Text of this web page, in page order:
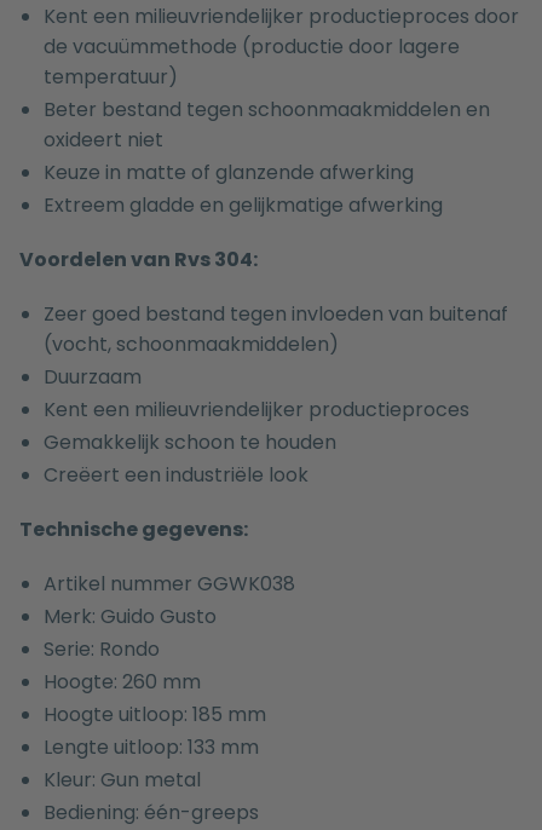
Kent een milieuvriendelijker productieproces door
de vacuümmethode (productie door lagere
temperatuur)
Beter bestand tegen schoonmaakmiddelen en
oxideert niet
Keuze in matte of glanzende afwerking
Extreem gladde en gelijkmatige afwerking
Voordelen van Rvs 304:
Zeer goed bestand tegen invloeden van buitenaf
(vocht, schoonmaakmiddelen)
Duurzaam
Kent een milieuvriendelijker productieproces
Gemakkelijk schoon te houden
Creëert een industriële look
Technische gegevens:
Artikel nummer GGWK038
Merk: Guido Gusto
Serie: Rondo
Hoogte: 260 mm
Hoogte uitloop: 185 mm
Lengte uitloop: 133 mm
Kleur: Gun metal
Bediening: één-greeps